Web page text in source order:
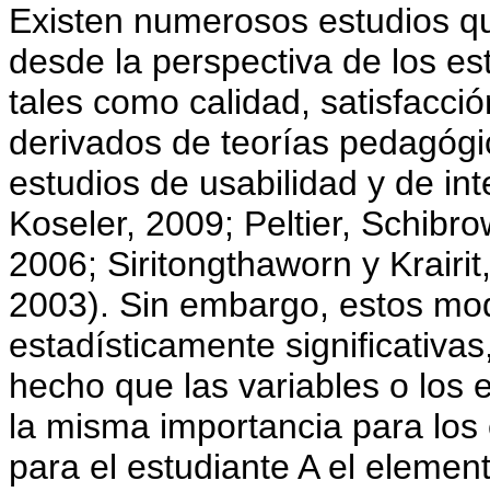
Existen numerosos estudios
desde la perspectiva de los
tales como calidad,
derivados de teorías
estudios de usabilidad y de
Koseler, 2009; Peltier,
2006; Siritongthaworn y
2003). Sin embargo, estos
estadísticamente
hecho que las variables o los
la misma importancia para
para el estudiante A el